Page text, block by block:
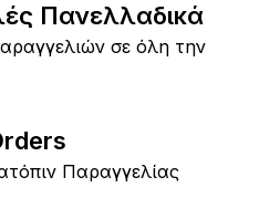
Πανελλαδικά
σε όλη την
Παραγγελίας